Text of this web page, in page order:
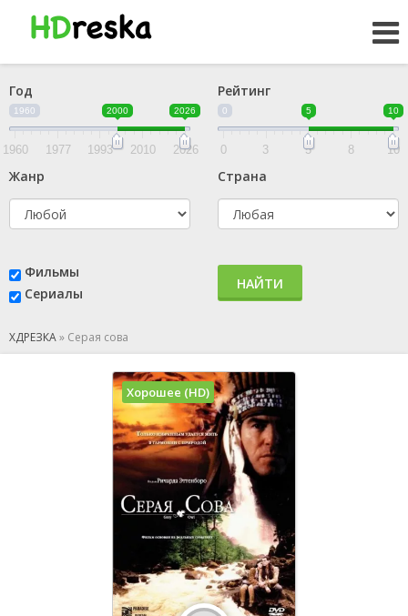
Год
1960 2000 2026
1960 1977 1993 2010 2026
Рейтинг
0 5 10
0 3 5 8 10
Жанр Страна
Фильмы
Сериалы
НАЙТИ
ХДРЕЗКА» Серая сова
Хорошее (HD)